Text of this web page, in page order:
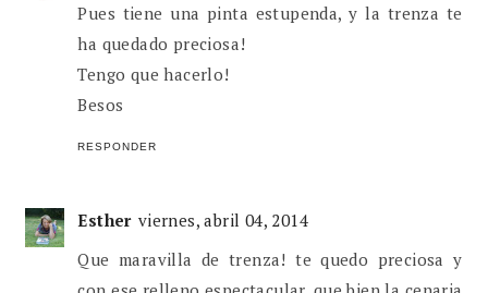
Pues tiene una pinta estupenda, y la trenza te
ha quedado preciosa!
Tengo que hacerlo!
Besos
RESPONDER
Esther viernes, abril 04, 2014
Que maravilla de trenza! te quedo preciosa y